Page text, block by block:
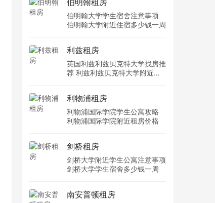
伯明翰租房
伯明翰大学学生宿舍注意事项
伯明翰大学附近住宿多少钱一周
利兹租房
英国利兹利兹贝克特大学找房推
荐 利兹利兹贝克特大学附近住
利物浦租房
利物浦国际学院学生公寓攻略
利物浦国际学院附近租房价格
剑桥租房
剑桥大学附近学生公寓注意事项
剑桥大学学生宿舍多少钱一周
南安普顿租房